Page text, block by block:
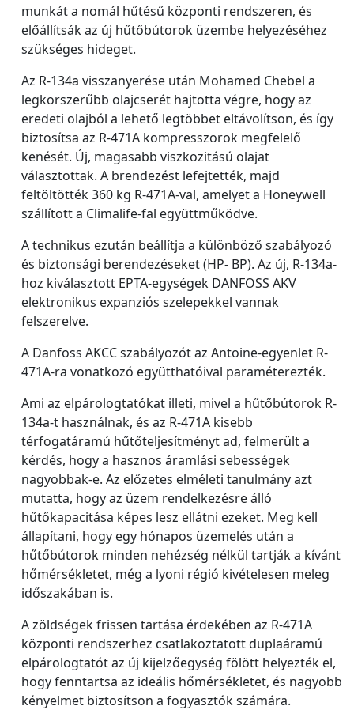
munkát a nomál hűtésű központi rendszeren, és
előállítsák az új hűtőbútorok üzembe helyezéséhez
szükséges hideget.
Az R-134a visszanyerése után Mohamed Chebel a
legkorszerűbb olajcserét hajtotta végre, hogy az
eredeti olajból a lehető legtöbbet eltávolítson, és így
biztosítsa az R-471A kompresszorok megfelelő
kenését. Új, magasabb viszkozitású olajat
választottak. A brendezést lefejtették, majd
feltöltötték 360 kg R-471A-val, amelyet a Honeywell
szállított a Climalife-fal együttműködve.
A technikus ezután beállítja a különböző szabályozó
és biztonsági berendezéseket (HP- BP). Az új, R-134a-
hoz kiválasztott EPTA-egységek DANFOSS AKV
elektronikus expanziós szelepekkel vannak
felszerelve.
A Danfoss AKCC szabályozót az Antoine-egyenlet R-
471A-ra vonatkozó együtthatóival paraméterezték.
Ami az elpárologtatókat illeti, mivel a hűtőbútorok R-
134a-t használnak, és az R-471A kisebb
térfogatáramú hűtőteljesítményt ad, felmerült a
kérdés, hogy a hasznos áramlási sebességek
nagyobbak-e. Az előzetes elméleti tanulmány azt
mutatta, hogy az üzem rendelkezésre álló
hűtőkapacitása képes lesz ellátni ezeket. Meg kell
állapítani, hogy egy hónapos üzemelés után a
hűtőbútorok minden nehézség nélkül tartják a kívánt
hőmérsékletet, még a lyoni régió kivételesen meleg
időszakában is.
A zöldségek frissen tartása érdekében az R-471A
központi rendszerhez csatlakoztatott duplaáramú
elpárologtatót az új kijelzőegység fölött helyezték el,
hogy fenntartsa az ideális hőmérsékletet, és nagyobb
kényelmet biztosítson a fogyasztók számára.